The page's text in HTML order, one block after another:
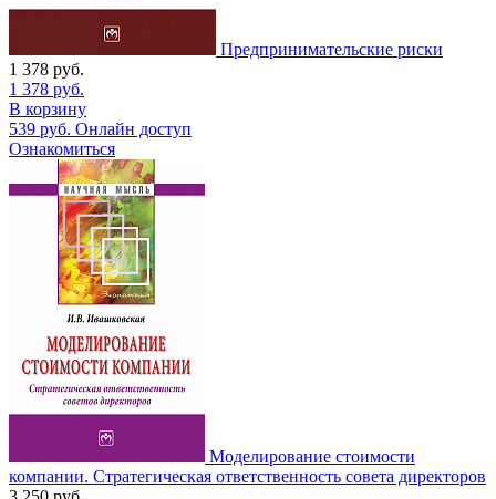
Предпринимательские риски
1 378 руб.
1 378 руб.
В корзину
539 руб. Онлайн доступ
Ознакомиться
Моделирование стоимости
компании. Стратегическая ответственность совета директоров